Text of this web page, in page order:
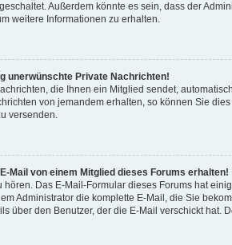
Außerdem könnte es sein, dass der
weitere Informationen zu erhalten.
unerwünschte Private Nachrichten!
die Ihnen ein Mitglied sendet,
von jemandem erhalten, so können Sie
versenden.
Mail von einem Mitglied dieses Forums erhalten!
hören. Das E-Mail-Formular dieses Forums hat
Administrator die komplette E-Mail, die Sie
über den Benutzer, der die E-Mail verschickt hat.